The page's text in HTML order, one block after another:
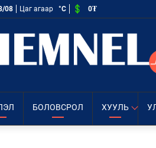
08 Цаг агаар °C 0₮
БОЛОВСРОЛ ХУУЛЬ